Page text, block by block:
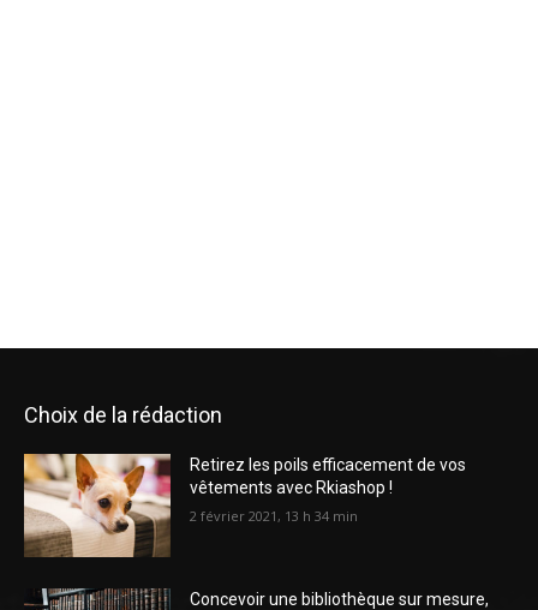
Choix de la rédaction
Retirez les poils efficacement de vos
vêtements avec Rkiashop !
2 février 2021, 13 h 34 min
Concevoir une bibliothèque sur mesure,